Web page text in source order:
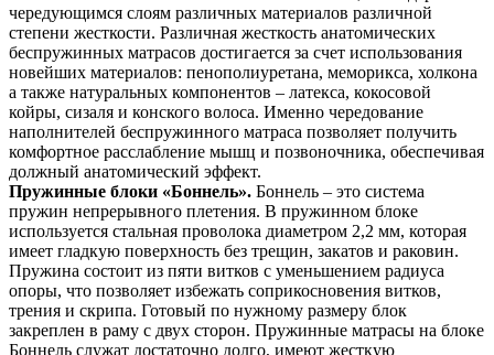
чередующимся слоям различных материалов различной
степени жесткости. Различная жесткость анатомических
беспружинных матрасов достигается за счет использования
новейших материалов: пенополиуретана, меморикса, холкона
а также натуральных компонентов – латекса, кокосовой
койры, сизаля и конского волоса. Именно чередование
наполнителей беспружинного матраса позволяет получить
комфортное расслабление мышц и позвоночника, обеспечивая
должный анатомический эффект.
Пружинные блоки «Боннель». Боннель – это система
пружин непрерывного плетения. В пружинном блоке
используется стальная проволока диаметром 2,2 мм, которая
имеет гладкую поверхность без трещин, закатов и раковин.
Пружина состоит из пяти витков с уменьшением радиуса
опоры, что позволяет избежать соприкосновения витков,
трения и скрипа. Готовый по нужному размеру блок
закреплен в раму с двух сторон. Пружинные матрасы на блоке
Боннель служат достаточно долго, имеют жесткую